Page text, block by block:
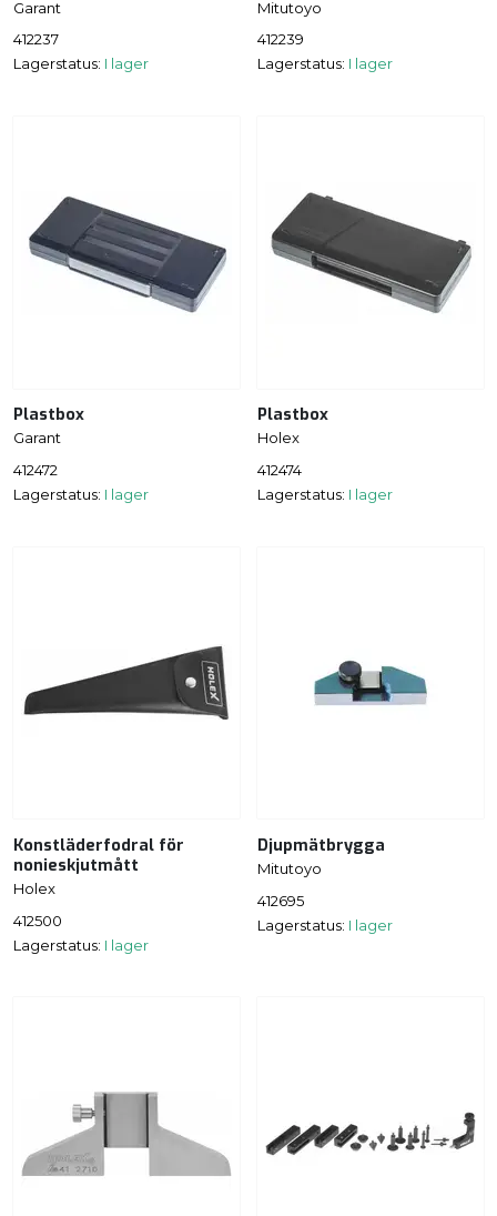
Garant
412237
Lagerstatus: I lager
Mitutoyo
412239
Lagerstatus: I lager
Plastbox
Garant
412472
Lagerstatus: I lager
Plastbox
Holex
412474
Lagerstatus: I lager
Konstläderfodral för
nonieskjutmått
Holex
412500
Lagerstatus: I lager
Djupmätbrygga
Mitutoyo
412695
Lagerstatus: I lager